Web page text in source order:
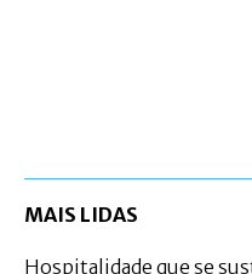
MAIS LIDAS
Hospitalidade que se